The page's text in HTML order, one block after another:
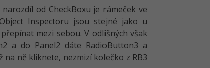
od CheckBoxu je rámeček ve
Inspectoru jsou stejné jako u
mezi sebou. V odlišných však
a do Panel2 dáte RadioButton3 a
na ně kliknete, nezmizí kolečko z RB3